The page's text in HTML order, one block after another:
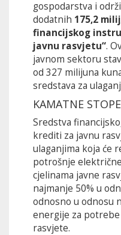
gospodarstva i
dodatnih 175,2
financijskog
javnu rasvjetu“.
javnom sektoru
od 327 milijuna
sredstava za
KAMATNE
Sredstva
krediti za javnu
ulaganjima koja će
potrošnje
cjelinama javne
najmanje 50% u
odnosno u odnosu
energije za
rasvjete.